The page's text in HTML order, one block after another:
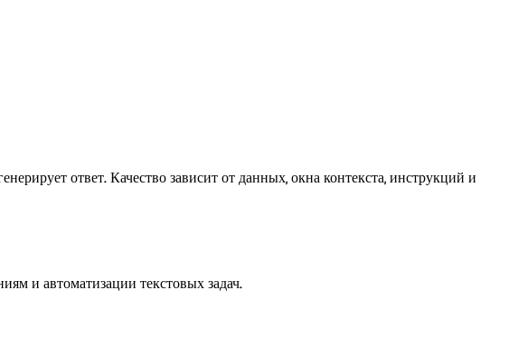
ответ. Качество зависит от данных, окна контекста, инструкций и
и автоматизации текстовых задач.